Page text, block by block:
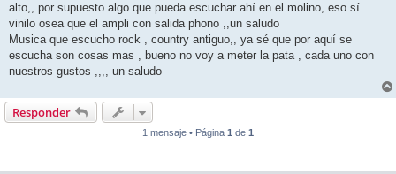
alto,, por supuesto algo que pueda escuchar ahí en el molino, eso sí
vinilo osea que el ampli con salida phono ,,un saludo
Musica que escucho rock , country antiguo,, ya sé que por aquí se
escucha son cosas mas , bueno no voy a meter la pata , cada uno con
nuestros gustos ,,,, un saludo
Responder
1 mensaje • Página 1 de 1